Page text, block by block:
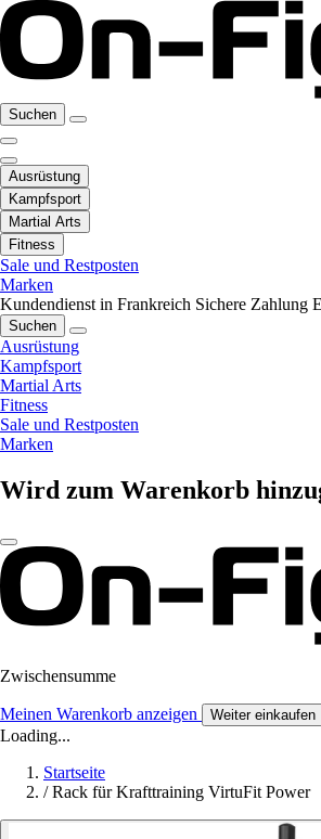
Suchen
Ausrüstung
Kampfsport
Martial Arts
Fitness
Sale und Restposten
Marken
Kundendienst in Frankreich Sichere Zahlung
Suchen
Ausrüstung
Kampfsport
Martial Arts
Fitness
Sale und Restposten
Marken
Wird zum Warenkorb
Zwischensumme
Meinen Warenkorb anzeigen Weiter einkaufen
Loading...
Startseite
/ Rack für Krafttraining VirtuFit Power